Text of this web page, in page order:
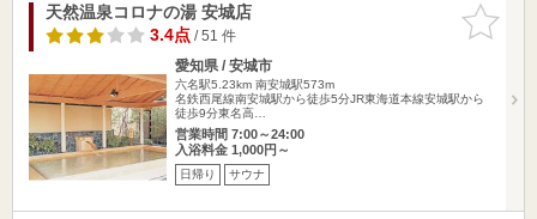
お気に入
りに追加
天然温泉コロナの湯 安城店
3.4点/ 51 件
愛知県 / 安城市
六名駅5.23km 南安城駅573m
名鉄西尾線南安城駅から徒歩5分JR東海道本線安城駅から
徒歩9分東名高…
営業時間 7:00～24:00
入浴料金 1,000円～
日帰り サウナ